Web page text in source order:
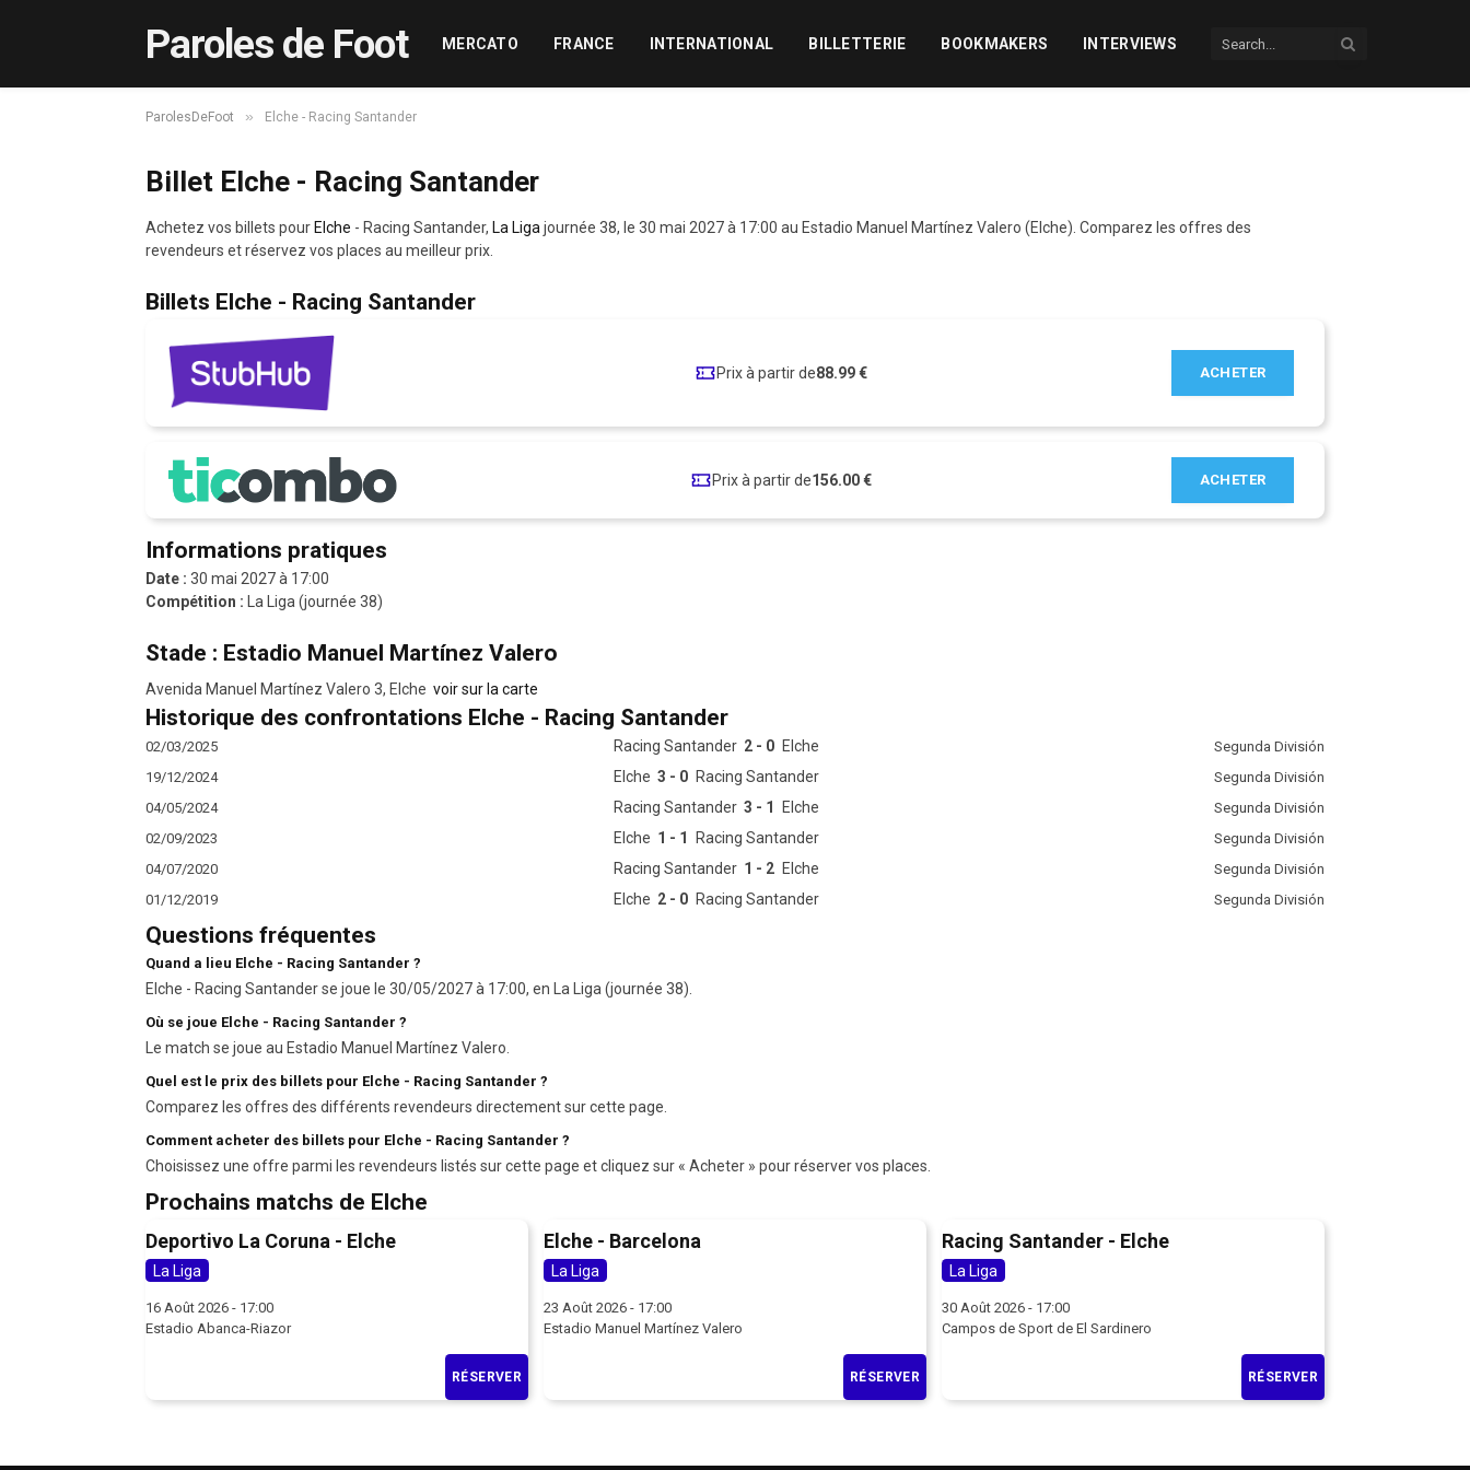
Paroles de Foot MERCATO FRANCE INTERNATIONAL BILLETTERIE BOOKMAKERS INTERVIEWS
ParolesDeFoot » Elche - Racing Santander
Billet Elche - Racing Santander
Achetez vos billets pour Elche - Racing Santander, La Liga journée 38, le 30 mai 2027 à 17:00 au Estadio Manuel Martínez Valero (Elche). Comparez les offres des
revendeurs et réservez vos places au meilleur prix.
Billets Elche - Racing Santander
Prix à partir de88.99 € ACHETER
Prix à partir de156.00 € ACHETER
Informations pratiques
Date : 30 mai 2027 à 17:00
Compétition : La Liga (journée 38)
Stade : Estadio Manuel Martínez Valero
Avenida Manuel Martínez Valero 3, Elche voir sur la carte
Historique des confrontations Elche - Racing Santander
02/03/2025 Racing Santander 2 - 0 Elche
Segunda División
19/12/2024
Elche 3 - 0 Racing Santander
Segunda División
04/05/2024
Racing Santander 3 - 1 Elche
Segunda División
02/09/2023
Elche 1 - 1 Racing Santander
Segunda División
04/07/2020
Racing Santander 1 - 2 Elche
Segunda División
01/12/2019
Elche 2 - 0 Racing Santander Segunda División
Questions fréquentes
Quand a lieu Elche - Racing Santander ?
Elche - Racing Santander se joue le 30/05/2027 à 17:00, en La Liga (journée 38).
Où se joue Elche - Racing Santander ?
Le match se joue au Estadio Manuel Martínez Valero.
Quel est le prix des billets pour Elche - Racing Santander ?
Comparez les offres des différents revendeurs directement sur cette page.
Comment acheter des billets pour Elche - Racing Santander ?
Choisissez une offre parmi les revendeurs listés sur cette page et cliquez sur « Acheter » pour réserver vos places.
Prochains matchs de Elche
Deportivo La Coruna - Elche
La Liga
16 Août 2026 - 17:00
Estadio Abanca-Riazor
RÉSERVER
Elche - Barcelona
La Liga
23 Août 2026 - 17:00
Estadio Manuel Martínez Valero
RÉSERVER
Racing Santander - Elche
La Liga
30 Août 2026 - 17:00
Campos de Sport de El Sardinero
RÉSERVER